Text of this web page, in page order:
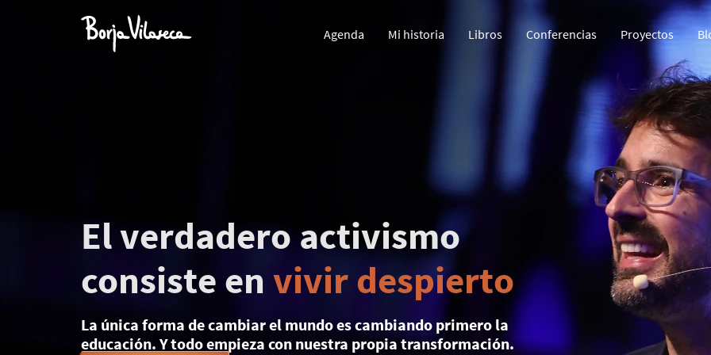
Agenda Mi historia Libros Conferencias Proyectos
El verdadero activismo
consiste en vivir despierto
La única forma de cambiar el mundo es cambiando primero la
educación. Y todo empieza con nuestra propia transformación.